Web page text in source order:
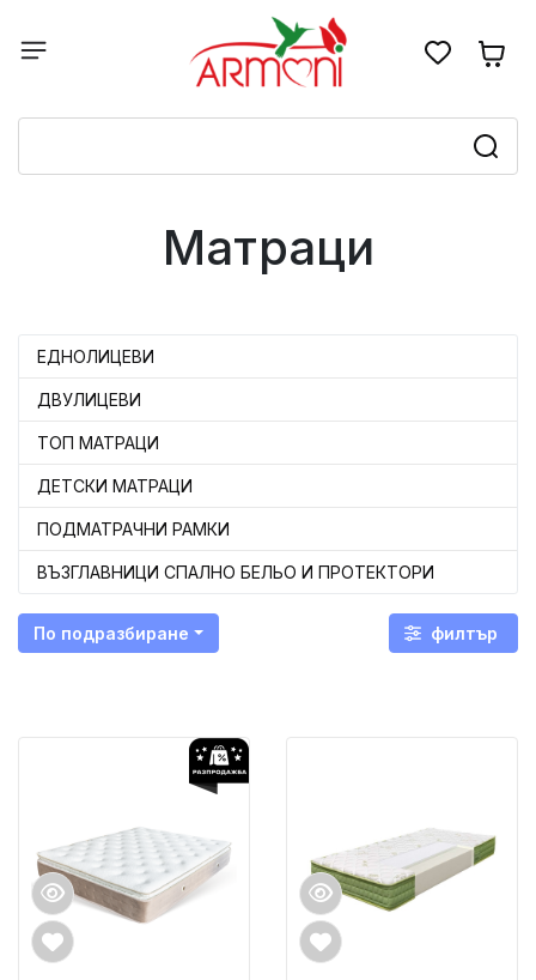
Матраци
ЕДНОЛИЦЕВИ
ДВУЛИЦЕВИ
ТОП МАТРАЦИ
ДЕТСКИ МАТРАЦИ
ПОДМАТРАЧНИ РАМКИ
ВЪЗГЛАВНИЦИ СПАЛНО БЕЛЬО И ПРОТЕКТОРИ
По подразбиране филтър